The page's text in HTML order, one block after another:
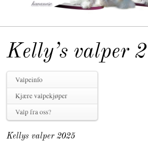
Kelly’s valper
Valpeinfo
Kjære valpekjøper
Valp fra oss?
Kellys valper 2025